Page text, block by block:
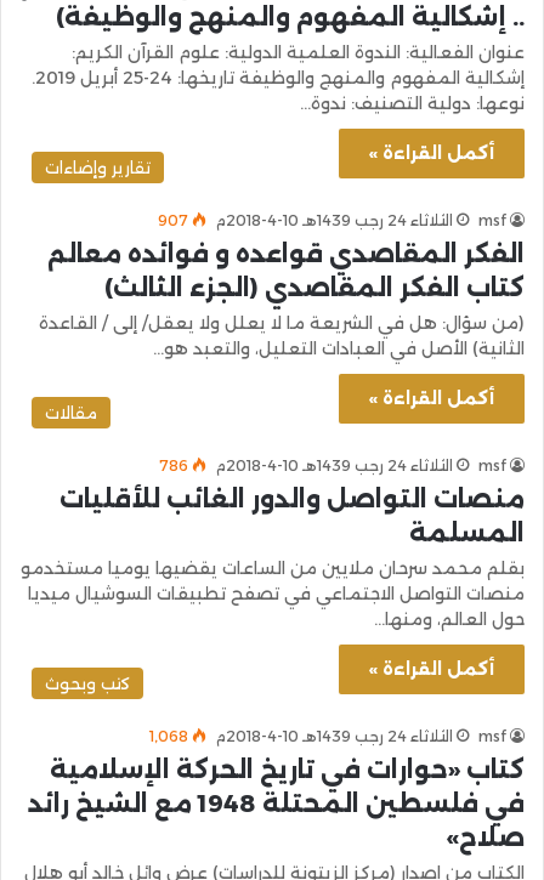
.. إشكالية المفهوم والمنهج والوظيفة)
عنوان الفعالية: الندوة العلمية الدولية: علوم القرآن الكريم:
إشكالية المفهوم والمنهج والوظيفة تاريخها: 24-25 أبريل 2019.
نوعها: دولية التصنيف: ندوة…
أكمل القراءة »
تقارير وإضاءات
msf الثلاثاء 24 رجب 1439هـ 10-4-2018م 907
الفكر المقاصدي قواعده و فوائده معالم
كتاب الفكر المقاصدي (الجزء الثالث)
(من سؤال: هل في الشريعة ما لا يعلل ولا يعقل/ إلى / القاعدة
الثانية) الأصل في العبادات التعليل، والتعبد هو…
أكمل القراءة »
مقالات
msf الثلاثاء 24 رجب 1439هـ 10-4-2018م 786
منصات التواصل والدور الغائب للأقليات
المسلمة
بقلم محمد سرحان ملايين من الساعات يقضيها يوميا مستخدمو
منصات التواصل الاجتماعي في تصفح تطبيقات السوشيال ميديا
حول العالم، ومنها…
أكمل القراءة »
كتب وبحوث
msf الثلاثاء 24 رجب 1439هـ 10-4-2018م 1٬068
كتاب «حوارات في تاريخ الحركة الإسلامية
في فلسطين المحتلة 1948 مع الشيخ رائد
صلاح»
الكتاب من إصدار (مركز الزيتونة للدراسات) عرض وائل خالد أبو هلال